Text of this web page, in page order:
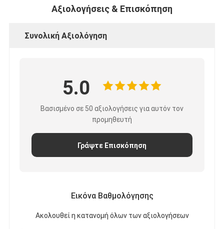
Ύφασμα φίμπεργκλας φύλλων αλουμινίου αργιλίου
Scrim φύλλων αλουμινίου ταινία
Ταινία αγωγών υφασμάτων
Το διπλάσιο πλαισίωσε την κολλητική ταινία
Ρίψη επένδυσης ακρίβειας
Ηλεκτρική πίνακα μόνωσης
Αξιολογήσεις & Επισκόπηση
Συνολική Αξιολόγηση
5.0
Βασισμένο σε 50 αξιολογήσεις για αυτόν τον
προμηθευτή
Γράψτε Επισκόπηση
Εικόνα Βαθμολόγησης
Ακολουθεί η κατανομή όλων των αξιολογήσεων